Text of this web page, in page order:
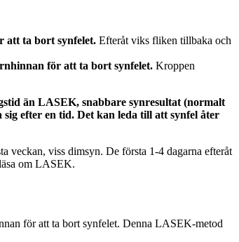
att ta bort synfelet. Efteråt viks fliken tillbaka och
för att ta bort synfelet. Kroppen
än LASEK, snabbare synresultat (normalt
efter en tid. Det kan leda till att synfel åter
veckan, viss dimsyn. De första 1-4 dagarna efteråt
om LASEK.
för att ta bort synfelet. Denna LASEK-metod